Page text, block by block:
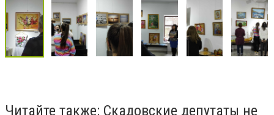
Читайте также: Скадовские депутаты не